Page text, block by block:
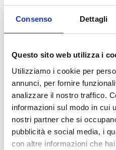
Consenso Dettagli
Questo sito web utilizza i
Utilizziamo i cookie per
annunci, per fornire
analizzare il nostro traffico.
informazioni sul modo in cui
nostri partner che si
pubblicità e social media, i
con altre informazioni che
Store Manager
“Passione, professionalità ed
motore che batte nelle filiali
essere il punto di riferimento
significa saper fare la
lavoro in una vera e propria
eccelso al cliente e alle sue
nostri clienti ci scelgono
a venirci a trovare!?”